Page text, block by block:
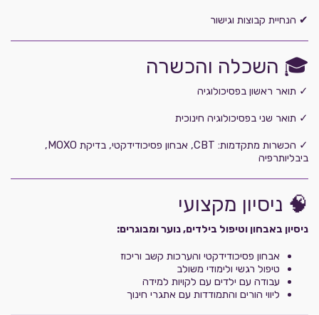
✔ הנחיית קבוצות וגישור
🎓 השכלה והכשרה
✓ תואר ראשון בפסיכולוגיה
✓ תואר שני בפסיכולוגיה חינוכית
✓ הכשרות מתקדמות: CBT, אבחון פסיכודידקטי, בדיקת MOXO,
ביבליותרפיה
🧠 ניסיון מקצועי
ניסיון באבחון וטיפול בילדים, נוער ומבוגרים:
אבחון פסיכודידקטי והערכות קשב וריכוז
טיפול רגשי ולימודי משולב
עבודה עם ילדים עם לקויות למידה
ליווי הורים והתמודדות עם אתגרי חינוך